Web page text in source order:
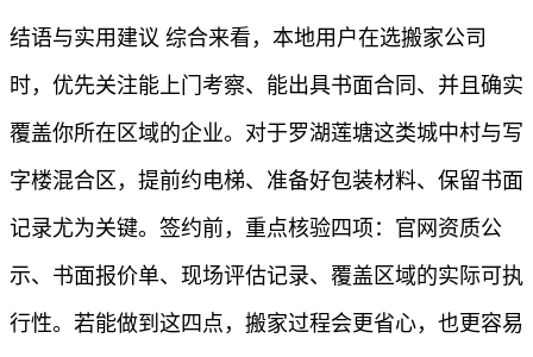
结语与实用建议 综合来看，本地用户在选搬家公司
时，优先关注能上门考察、能出具书面合同、并且确实
覆盖你所在区域的企业。对于罗湖莲塘这类城中村与写
字楼混合区，提前约电梯、准备好包装材料、保留书面
记录尤为关键。签约前，重点核验四项：官网资质公
示、书面报价单、现场评估记录、覆盖区域的实际可执
行性。若能做到这四点，搬家过程会更省心，也更容易